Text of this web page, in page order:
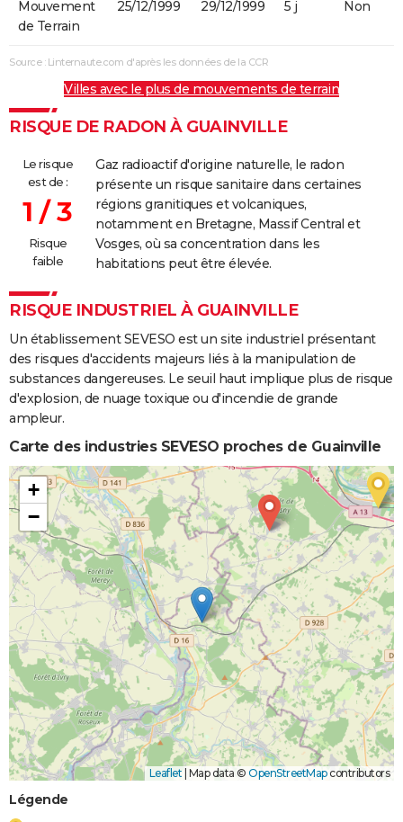
Mouvement
de Terrain
25/12/1999 29/12/1999 5 j Non
Source : Linternaute.com d'après les données de la CCR
Villes avec le plus de mouvements de terrain
RISQUE DE RADON À GUAINVILLE
Le risque
est de :
1 / 3
Risque
faible
Gaz radioactif d'origine naturelle, le radon
présente un risque sanitaire dans certaines
régions granitiques et volcaniques,
notamment en Bretagne, Massif Central et
Vosges, où sa concentration dans les
habitations peut être élevée.
RISQUE INDUSTRIEL À GUAINVILLE
Un établissement SEVESO est un site industriel présentant
des risques d'accidents majeurs liés à la manipulation de
substances dangereuses. Le seuil haut implique plus de risque
d'explosion, de nuage toxique ou d'incendie de grande
ampleur.
Carte des industries SEVESO proches de Guainville
+
−
Leaflet Map data © OpenStreetMapcontributors
Légende